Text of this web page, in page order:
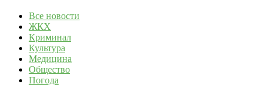
Все новости
ЖКХ
Криминал
Культура
Медицина
Общество
Погода